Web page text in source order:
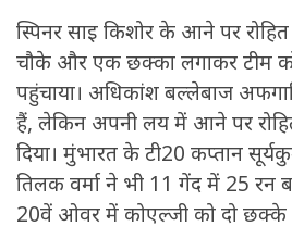
स्पिनर साइ किशोर के आने पर
चौके और एक छक्का लगाकर टीम
पहुंचाया। अधिकांश बल्लेबाज
हैं, लेकिन अपनी लय में आने पर
दिया। मुंभारत के टी20 कप्तान
तिलक वर्मा ने भी 11 गेंद में 25 रन
20वें ओवर में कोएल्जी को दो छक्के